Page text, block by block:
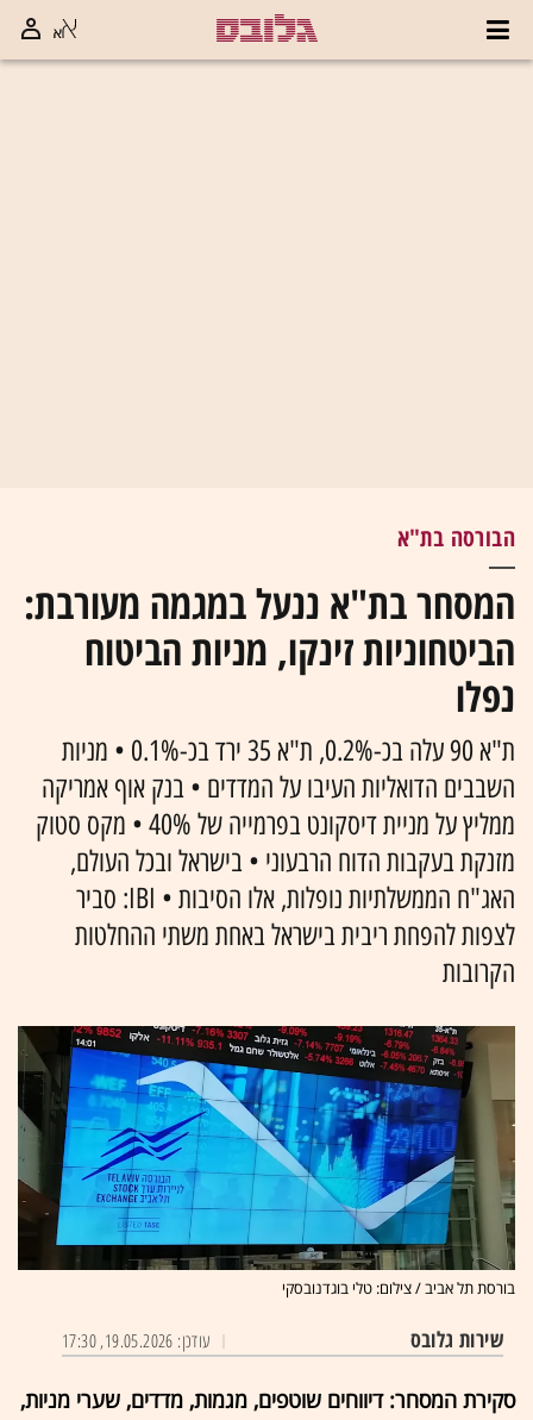
הבורסה בת"א
המסחר בת"א ננעל במגמה מעורבת:
הביטחוניות זינקו, מניות הביטוח
נפלו
ת"א 90 עלה בכ-0.2%, ת"א 35 ירד בכ-0.1% • מניות
השבבים הדואליות העיבו על המדדים • בנק אוף אמריקה
ממליץ על מניית דיסקונט בפרמייה של 40% • מקס סטוק
מזנקת בעקבות הדוח הרבעוני • בישראל ובכל העולם,
האג"ח הממשלתיות נופלות, אלו הסיבות • IBI: סביר
לצפות להפחת ריבית בישראל באחת משתי ההחלטות
הקרובות
בורסת תל אביב / צילום: טלי בוגדנובסקי
שירות גלובס עודכן: 19.05.2026, 17:30
סקירת המסחר: דיווחים שוטפים, מגמות, מדדים, שערי מניות,